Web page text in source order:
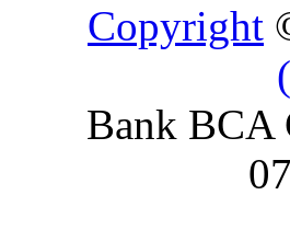
Copyright
Bank BCA